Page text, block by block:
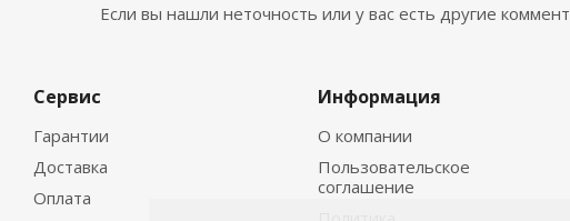
Если вы нашли неточность или у вас есть другие
Сервис
Гарантии
Доставка
Оплата
Информация
О компании
Пользовательское
соглашение